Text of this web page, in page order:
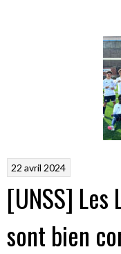
22 avril 2024
[UNSS]
sont bien